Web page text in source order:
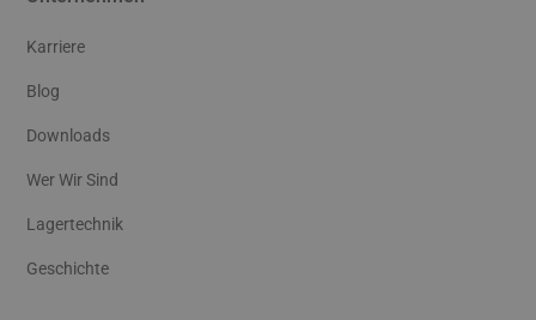
Karriere
Blog
Downloads
Wer Wir Sind
Lagertechnik
Geschichte